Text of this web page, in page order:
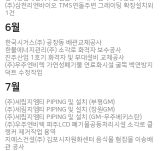
6월
한국시거스(주) 공장동 배관교체공사
한불에너지관리(주) 소각로 화격자 보수공사
진주산업 1호기 화격자 및 부대설비 교체공사
(주)우주엔비텍 가연성폐기물 연료화시설 굴뚝 백연방지
덕트 수정작업
7월
(주)세림지엠티 PIPING 및 설치 (부평GM)
(주)세림지엠티 PIPING 및 설치 (창원GM)
(주)세림지엠티 PIPING 및 설치 (GM-우주베키스탄)
(주)우주엔비텍 파주LCD 폐기물공동처리시설 소각로 클
랭커 제거작업 용역
지에스건설(주) 김포시자원화센터 음식물 협잡물 이송배
관 공사
(주)삼천리엔바이오 TMS연돌주변 그레이팅 확장설치외
1건